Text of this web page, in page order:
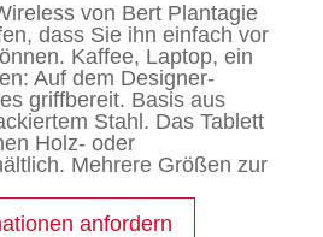
von Bert Plantagie
dass Sie ihn einfach vor
Kaffee, Laptop, ein
Auf dem Designer-
griffbereit. Basis aus
Stahl. Das Tablett
Holz- oder
Mehrere Größen zur
anfordern